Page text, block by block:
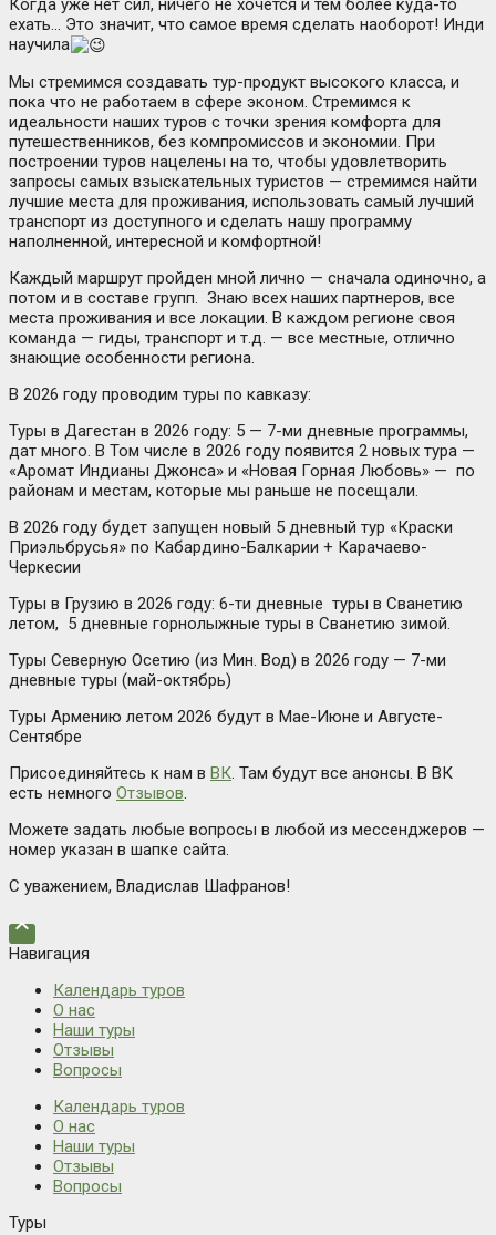
Когда уже нет сил, ничего не хочется и тем более куда-то
ехать… Это значит, что самое время сделать наоборот! Инди
научила
Мы стремимся создавать тур-продукт высокого класса, и
пока что не работаем в сфере эконом. Стремимся к
идеальности наших туров с точки зрения комфорта для
путешественников, без компромиссов и экономии. При
построении туров нацелены на то, чтобы удовлетворить
запросы самых взыскательных туристов — стремимся найти
лучшие места для проживания, использовать самый лучший
транспорт из доступного и сделать нашу программу
наполненной, интересной и комфортной!
Каждый маршрут пройден мной лично — сначала одиночно, а
потом и в составе групп. Знаю всех наших партнеров, все
места проживания и все локации. В каждом регионе своя
команда — гиды, транспорт и т.д. — все местные, отлично
знающие особенности региона.
В 2026 году проводим туры по кавказу:
Туры в Дагестан в 2026 году: 5 — 7-ми дневные программы,
дат много. В Том числе в 2026 году появится 2 новых тура —
«Аромат Индианы Джонса» и «Новая Горная Любовь» — по
районам и местам, которые мы раньше не посещали.
В 2026 году будет запущен новый 5 дневный тур «Краски
Приэльбрусья» по Кабардино-Балкарии + Карачаево-
Черкесии
Туры в Грузию в 2026 году: 6-ти дневные туры в Сванетию
летом, 5 дневные горнолыжные туры в Сванетию зимой.
Туры Северную Осетию (из Мин. Вод) в 2026 году — 7-ми
дневные туры (май-октябрь)
Туры Армению летом 2026 будут в Мае-Июне и Августе-
Сентябре
Присоединяйтесь к нам в ВК. Там будут все анонсы. В ВК
есть немного Отзывов.
Можете задать любые вопросы в любой из мессенджеров —
номер указан в шапке сайта.
С уважением, Владислав Шафранов!

Навигация
Календарь туров
О нас
Наши туры
Отзывы
Вопросы
Календарь туров
О нас
Наши туры
Отзывы
Вопросы
Туры